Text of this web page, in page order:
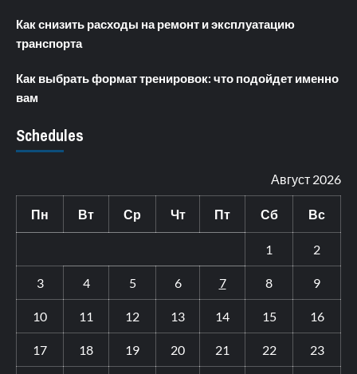
Как снизить расходы на ремонт и эксплуатацию
транспорта
Как выбрать формат тренировок: что подойдет именно
вам
Schedules
Август 2026
Пн Вт Ср Чт Пт Сб Вс
1 2
3 4 5 6 7 8 9
10 11 12 13 14 15 16
17 18 19 20 21 22 23